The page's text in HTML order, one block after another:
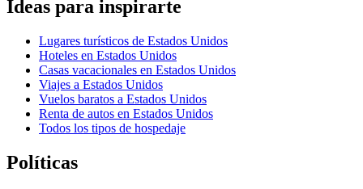
Ideas para inspirarte
Lugares turísticos de Estados Unidos
Hoteles en Estados Unidos
Casas vacacionales en Estados Unidos
Viajes a Estados Unidos
Vuelos baratos a Estados Unidos
Renta de autos en Estados Unidos
Todos los tipos de hospedaje
Políticas